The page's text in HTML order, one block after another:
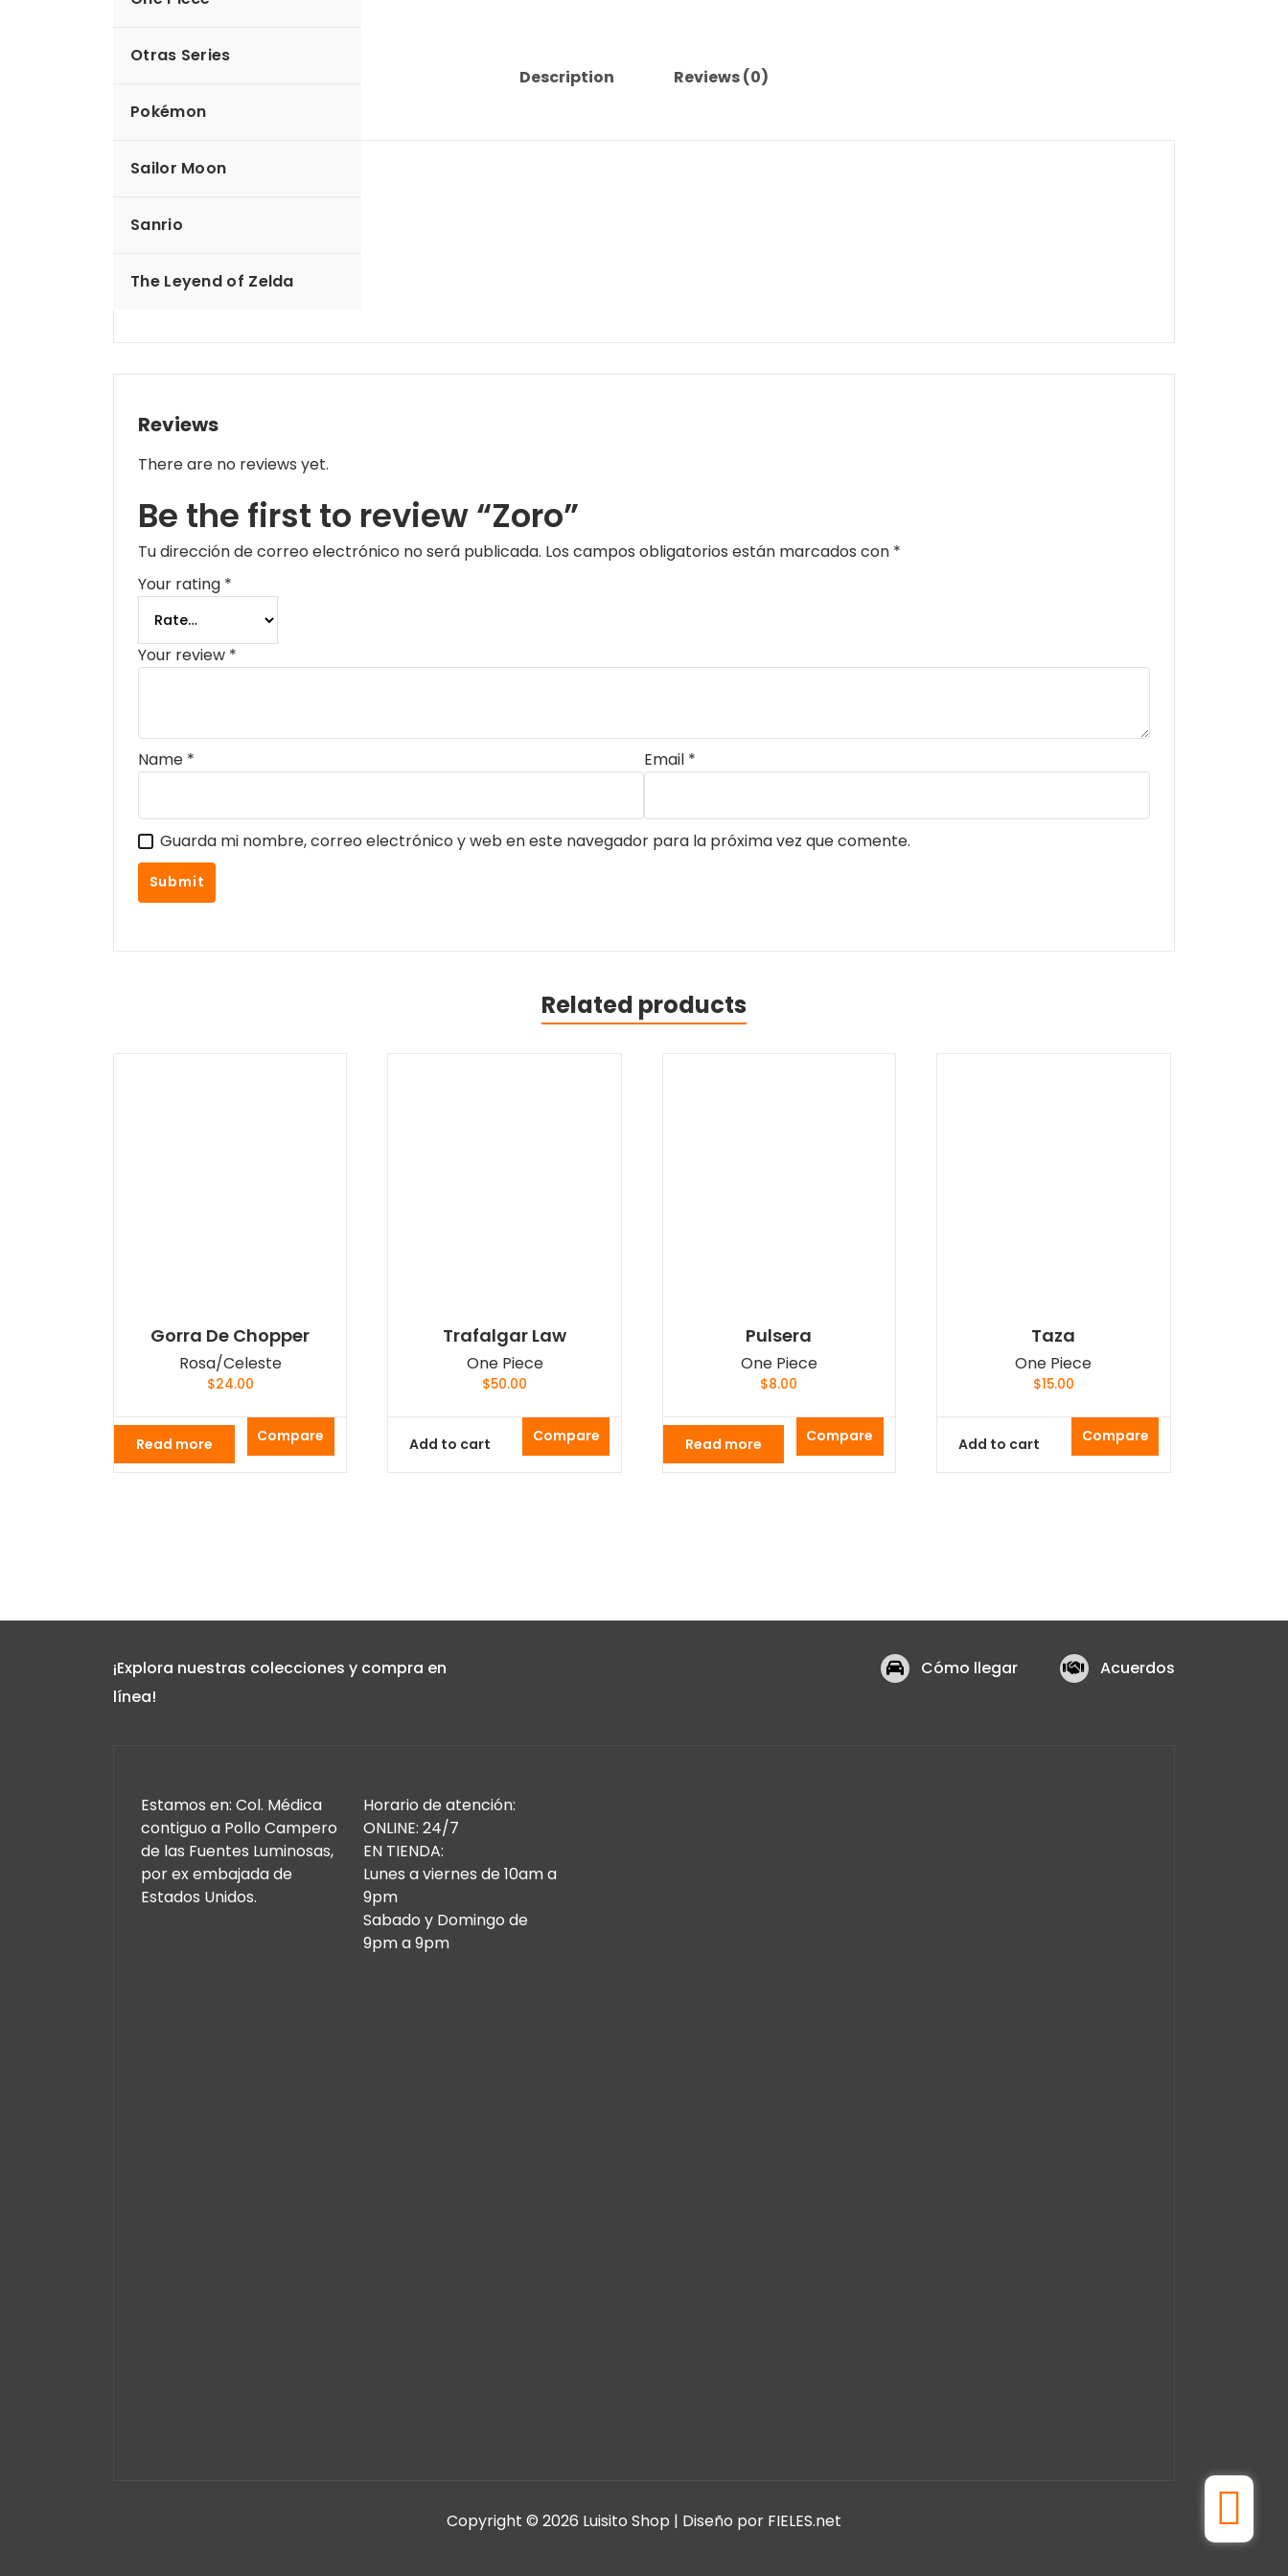
Otras Series
Pokémon
Sailor Moon
Sanrio
The Leyend of Zelda
Description Reviews (0)
Serie: One Piece
Material: Goma
Reviews
There are no reviews yet.
Be the first to review “Zoro”
Tu dirección de correo electrónico no será publicada. Los campos obligatorios están marcados con *
Your rating *
Your review *
Name * Email *
Guarda mi nombre, correo electrónico y web en este navegador para la próxima vez que comente.
Related products
Gorra De Chopper
Rosa/Celeste
$24.00
Read more Compare
Trafalgar Law
One Piece
$50.00
Add to cart Compare
Pulsera
One Piece
$8.00
Read more Compare
Taza
One Piece
$15.00
Add to cart Compare
¡Explora nuestras colecciones y compra en
línea!
Cómo llegar Acuerdos
Estamos en: Col. Médica
contiguo a Pollo Campero
de las Fuentes Luminosas,
por ex embajada de
Estados Unidos.
Horario de atención:
ONLINE: 24/7
EN TIENDA:
Lunes a viernes de 10am a
9pm
Sabado y Domingo de
9pm a 9pm
Copyright © 2026 Luisito Shop | Diseño por FIELES.net